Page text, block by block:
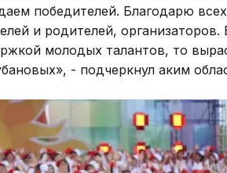
победителей. Благодарю всех
и родителей, организаторов.
молодых талантов, то
- подчеркнул аким